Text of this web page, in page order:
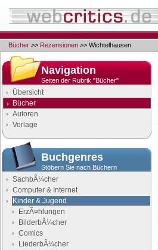
Bücher >> Rezensionen >> Wichtelhausen
Navigation
Seiten der Rubrik "Bücher"
Übersicht
Bücher
Autoren
Verlage
Buchgenres
Stöbern Sie nach Büchern
SachbÃ¼cher
Computer & Internet
Kinder & Jugend
ErzÃ¤hlungen
BilderbÃ¼cher
Comics
LiederbÃ¼cher